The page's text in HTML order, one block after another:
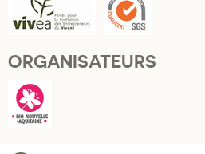
ORGANISATEURS